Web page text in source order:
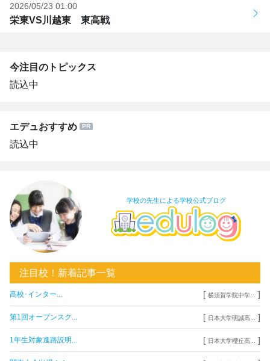
2026/05/23 01:00
栄東VS川越東 東高戦
今注目のトピックス
読込中
エデュおすすめ
読込中
学校の先生による学校公式ブログ
注目校！新着記事一覧
高校･インター... [ 横須賀学院中学... ]
第1回オープンスク... [ 日本大学明誠高... ]
1年生対象進路説明... [ 日本大学櫻丘高... ]